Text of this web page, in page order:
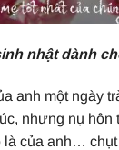
nhật dành
anh một ngày
nhưng nụ hôn
là của anh…